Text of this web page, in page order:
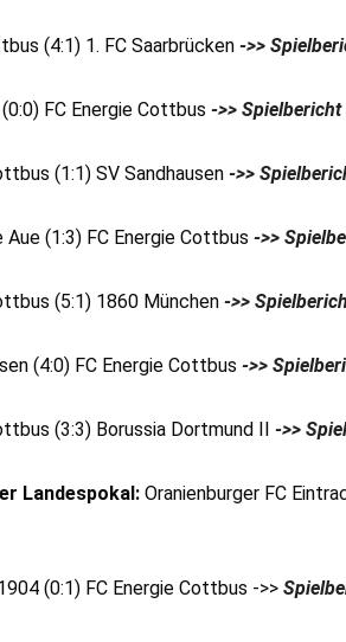
(4:1) 1. FC Saarbrücken ->>
FC Energie Cottbus ->>
(1:1) SV Sandhausen ->>
Aue (1:3) FC Energie Cottbus ->>
(5:1) 1860 München ->>
(4:0) FC Energie Cottbus ->>
(3:3) Borussia Dortmund II ->>
Landespokal: Oranienburger FC
(0:1) FC Energie Cottbus ->>